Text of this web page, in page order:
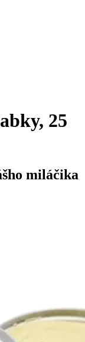
25
miláčika